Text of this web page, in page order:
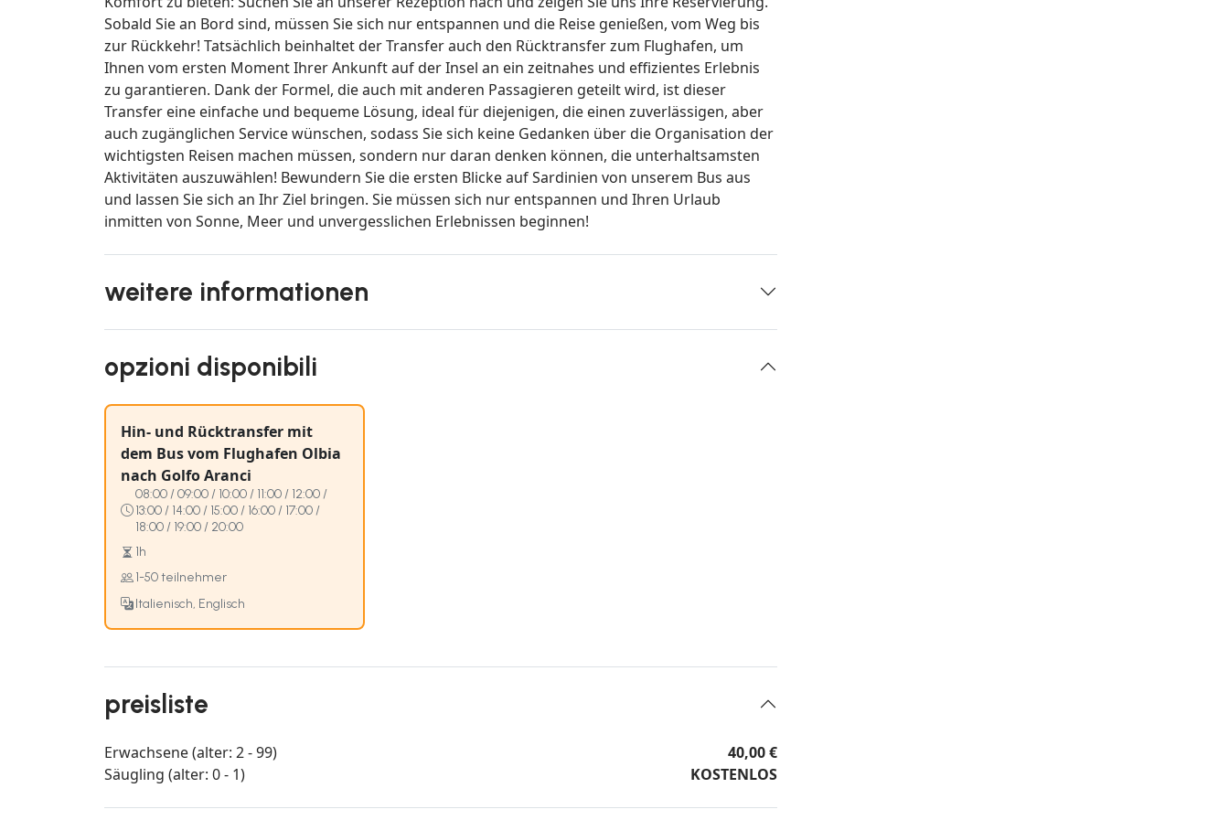
Sobald Sie an Bord sind, müssen Sie sich nur entspannen und die Reise genießen, vom Weg bis
zur Rückkehr! Tatsächlich beinhaltet der Transfer auch den Rücktransfer zum Flughafen, um
Ihnen vom ersten Moment Ihrer Ankunft auf der Insel an ein zeitnahes und effizientes Erlebnis
zu garantieren. Dank der Formel, die auch mit anderen Passagieren geteilt wird, ist dieser
Transfer eine einfache und bequeme Lösung, ideal für diejenigen, die einen zuverlässigen, aber
auch zugänglichen Service wünschen, sodass Sie sich keine Gedanken über die Organisation der
wichtigsten Reisen machen müssen, sondern nur daran denken können, die unterhaltsamsten
Aktivitäten auszuwählen! Bewundern Sie die ersten Blicke auf Sardinien von unserem Bus aus
und lassen Sie sich an Ihr Ziel bringen. Sie müssen sich nur entspannen und Ihren Urlaub
inmitten von Sonne, Meer und unvergesslichen Erlebnissen beginnen!
weitere informationen
opzioni disponibili
Hin- und Rücktransfer mit
dem Bus vom Flughafen Olbia
nach Golfo Aranci
08:00 / 09:00 / 10:00 / 11:00 / 12:00 /
13:00 / 14:00 / 15:00 / 16:00 / 17:00 /
18:00 / 19:00 / 20:00
1h
1-50 teilnehmer
Italienisch, Englisch
preisliste
Erwachsene (alter: 2 - 99)
40,00 €
Säugling (alter: 0 - 1)
KOSTENLOS